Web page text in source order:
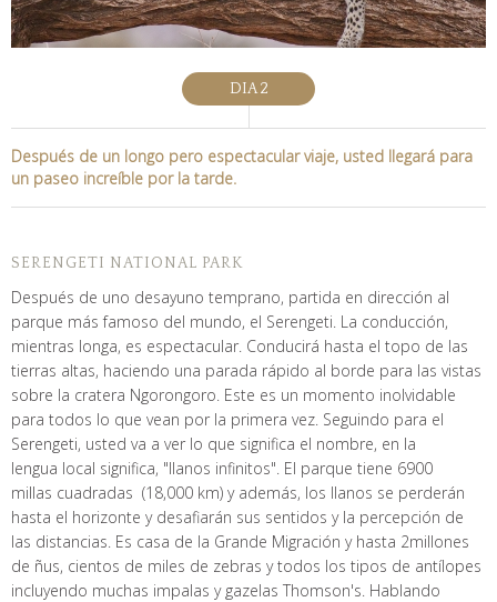
DIA 2
Después de un longo pero espectacular viaje, usted llegará para
un paseo increíble por la tarde.
SERENGETI NATIONAL PARK
Después de uno desayuno temprano, partida en dirección al
parque más famoso del mundo, el Serengeti. La conducción,
mientras longa, es espectacular. Conducirá hasta el topo de las
tierras altas, haciendo una parada rápido al borde para las vistas
sobre la cratera Ngorongoro. Este es un momento inolvidable
para todos lo que vean por la primera vez. Seguindo para el
Serengeti, usted va a ver lo que significa el nombre, en la
lengua local significa, "llanos infinitos". El parque tiene 6900
millas cuadradas (18,000 km) y además, los llanos se perderán
hasta el horizonte y desafiarán sus sentidos y la percepción de
las distancias. Es casa de la Grande Migración y hasta 2millones
de ñus, cientos de miles de zebras y todos los tipos de antílopes
incluyendo muchas impalas y gazelas Thomson's. Hablando